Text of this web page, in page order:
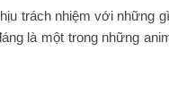
trách nhiệm với những
là một trong những